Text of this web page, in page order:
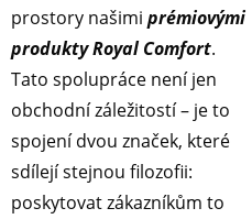
prostory našimi prémiovými
produkty Royal Comfort.
Tato spolupráce není jen
obchodní záležitostí – je to
spojení dvou značek, které
sdílejí stejnou filozofii:
poskytovat zákazníkům to